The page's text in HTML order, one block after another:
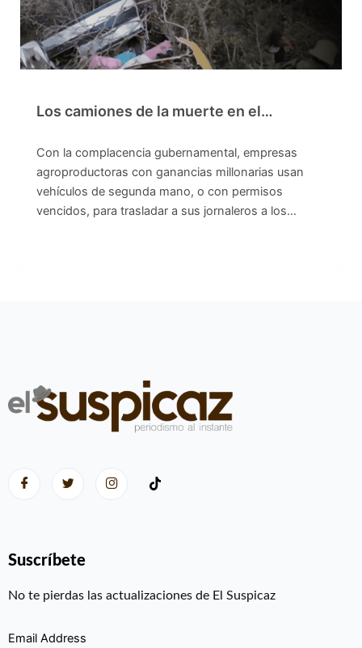
Los camiones de la muerte en el…
Con la complacencia gubernamental, empresas
agroproductoras con ganancias millonarias usan
vehículos de segunda mano, o con permisos
vencidos, para trasladar a sus jornaleros a los…
Suscríbete
No te pierdas las actualizaciones de El Suspicaz
Email Address